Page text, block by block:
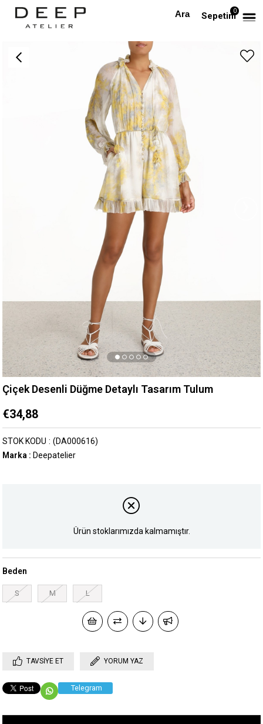
Sepetim0
Anasayfa TAKIM & TULUM Çiçek Desenli Düğme Detaylı Tasarım Tulum
Çiçek Desenli Düğme Detaylı Tasarım Tulum
€34,88
(DA000616)
STOK KODU
Marka : Deepatelier
Ürün stoklarımızda kalmamıştır.
Beden
S M L
TAVSIYE ET YORUM YAZ
Telegram